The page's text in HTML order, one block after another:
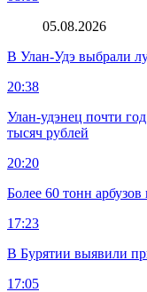
05.08.2026
В Улан-Удэ выбрали
20:38
Улан-удэнец почти
тысяч рублей
20:20
Более 60 тонн
17:23
В Бурятии выявили
17:05